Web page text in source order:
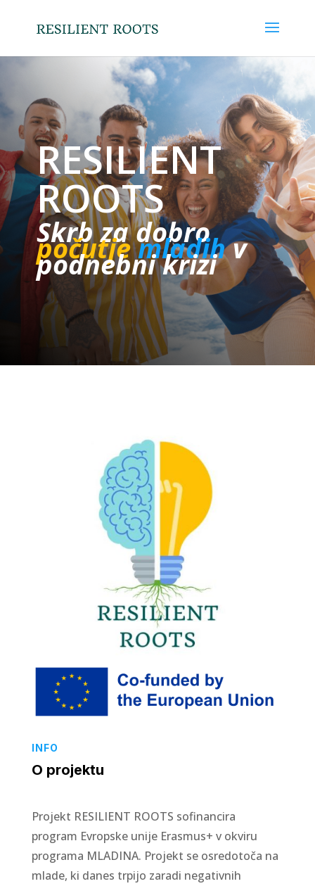
RESILIENT
ROOTS
Skrb za dobro
počutjemladihv
podnebni krizi
INFO
O projektu
Projekt RESILIENT ROOTS sofinancira
program Evropske unije Erasmus+ v okviru
programa MLADINA. Projekt se osredotoča na
mlade, ki danes trpijo zaradi negativnih